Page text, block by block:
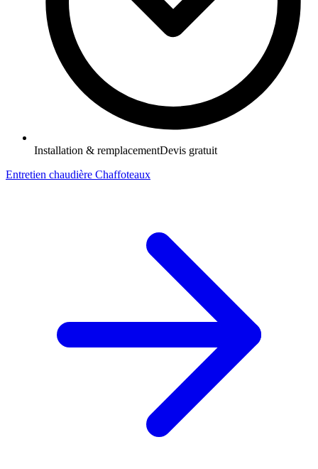
Installation & remplacementDevis gratuit
Entretien chaudière Chaffoteaux